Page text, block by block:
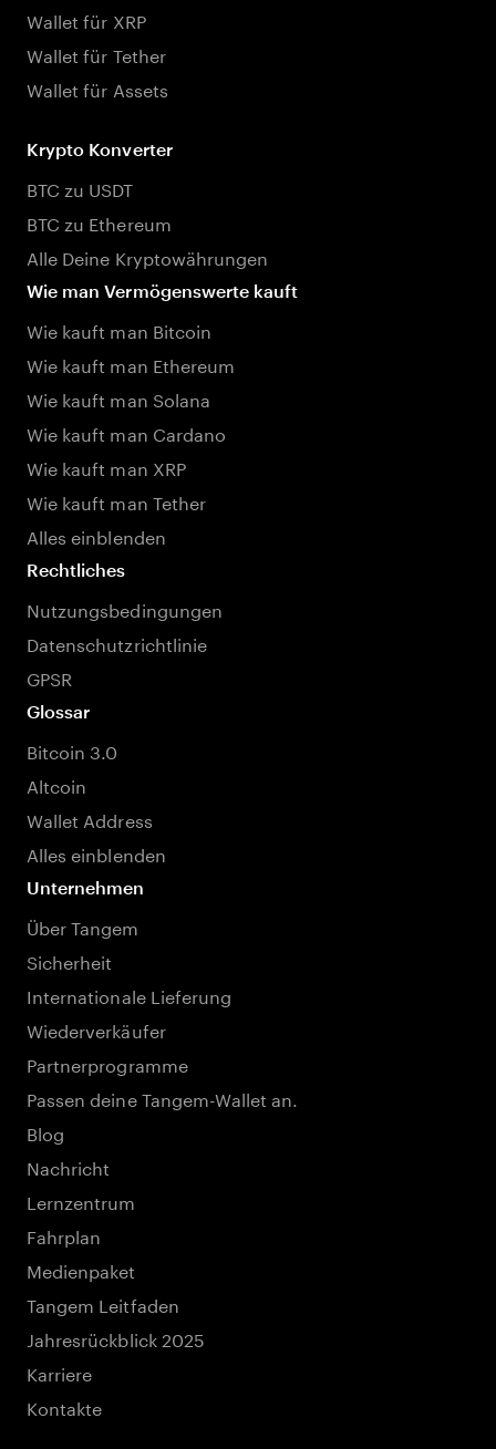
Wallet für XRP
Wallet für Tether
Wallet für Assets
Krypto Konverter
BTC zu USDT
BTC zu Ethereum
Alle Deine Kryptowährungen
Wie man Vermögenswerte kauft
Wie kauft man Bitcoin
Wie kauft man Ethereum
Wie kauft man Solana
Wie kauft man Cardano
Wie kauft man XRP
Wie kauft man Tether
Alles einblenden
Rechtliches
Nutzungsbedingungen
Datenschutzrichtlinie
GPSR
Glossar
Bitcoin 3.0
Altcoin
Wallet Address
Alles einblenden
Unternehmen
Über Tangem
Sicherheit
Internationale Lieferung
Wiederverkäufer
Partnerprogramme
Passen deine Tangem-Wallet an.
Blog
Nachricht
Lernzentrum
Fahrplan
Medienpaket
Tangem Leitfaden
Jahresrückblick 2025
Karriere
Kontakte